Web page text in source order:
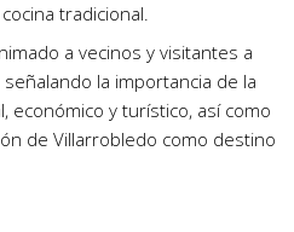
tradicional.
a vecinos y visitantes a
la importancia de la
económico y turístico, así como
de Villarrobledo como destino